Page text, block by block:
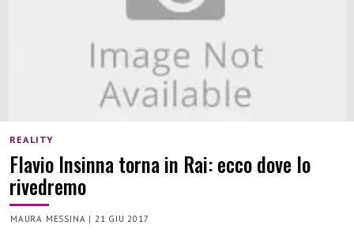
REALITY
Flavio Insinna torna in Rai: ecco dove lo
rivedremo
MAURA MESSINA | 21 GIU 2017